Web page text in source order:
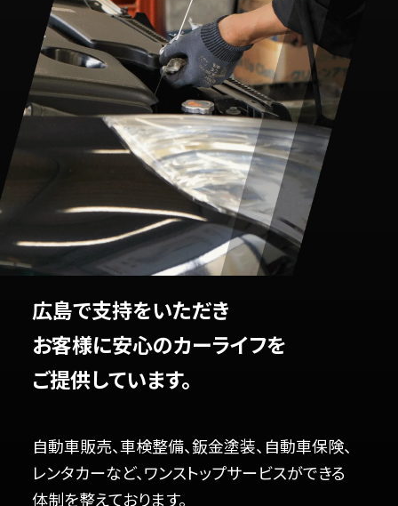
広島で支持をいただき
お客様に安心のカーライフを
ご提供しています。
自動車販売、車検整備、鈑金塗装、自動車保険、
レンタカーなど、ワンストップサービスができる
体制を整えております。